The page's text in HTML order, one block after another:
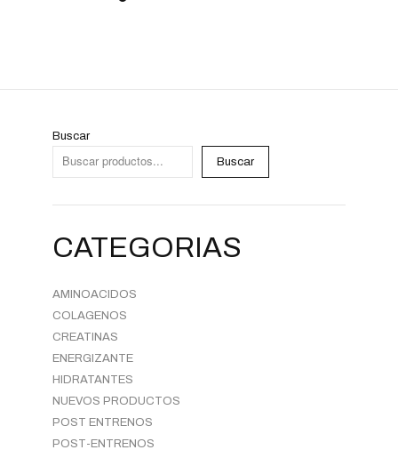
Buscar
Buscar
CATEGORIAS
AMINOACIDOS
COLAGENOS
CREATINAS
ENERGIZANTE
HIDRATANTES
NUEVOS PRODUCTOS
POST ENTRENOS
POST-ENTRENOS